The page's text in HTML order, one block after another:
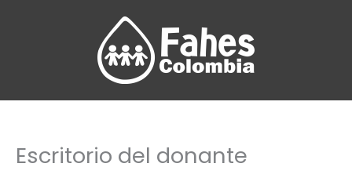
Escritorio del donante